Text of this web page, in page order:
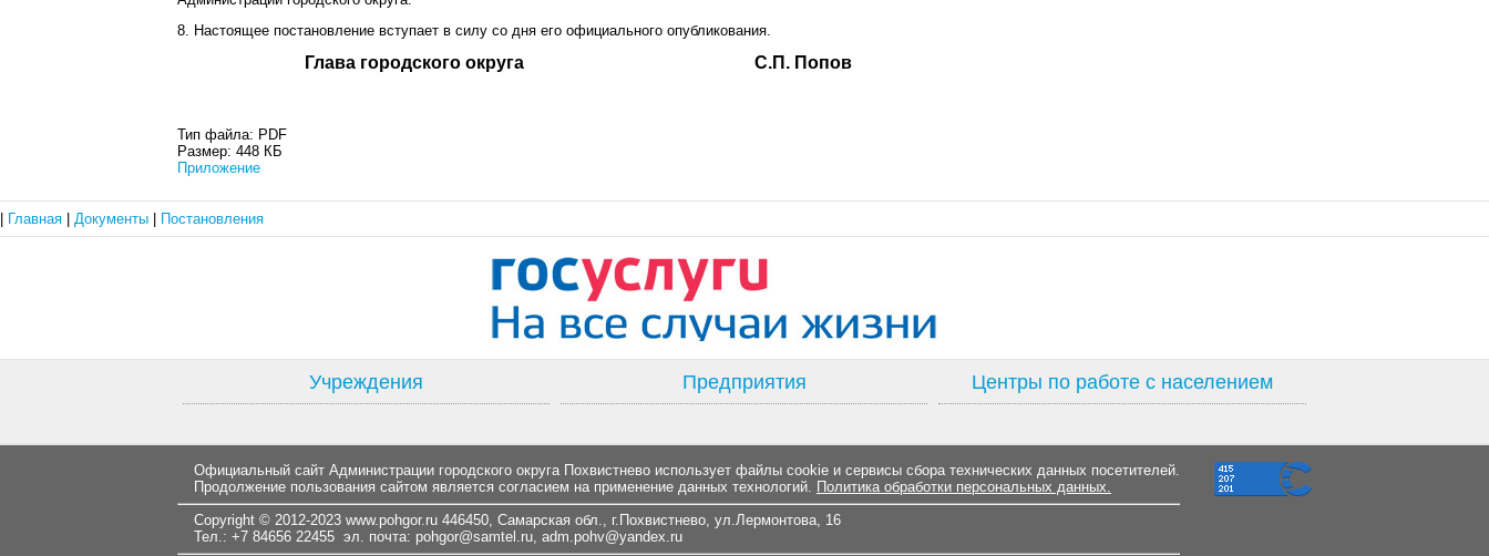
8. Настоящее постановление вступает в силу со дня его официального опубликования.
Глава городского округа С.П. Попов
Тип файла: PDF
Размер: 448 КБ
Приложение
Главная Документы Постановления
Учреждения Предприятия Центры по работе с населением
Официальный сайт Администрации городского округа Похвистнево использует файлы cookie и сервисы сбора технических данных посетителей.
Продолжение пользования сайтом является согласием на применение данных технологий. Политика обработки персональных данных.
Copyright © 2012-2023 www.pohgor.ru 446450, Самарская обл., г.Похвистнево, ул.Лермонтова, 16
Тел.: +7 84656 22455 эл. почта: pohgor@samtel.ru, adm.pohv@yandex.ru